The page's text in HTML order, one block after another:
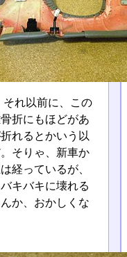
それ以前に、この
折にもほどがあ
れるとかいう以
そりゃ、新車か
経っているが、
キバキに壊れる
か、おかしくな